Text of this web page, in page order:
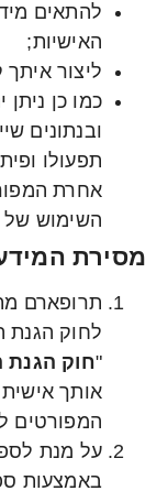
להתאים
האישיות;
ליצור
כמו כן
ובנתונים
תפעולו
אחרת
השימוש של
מסירת
תרופארם
"חוק הגנת
אותך
המפורטים
על מנת
באמצעות